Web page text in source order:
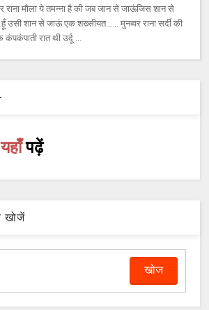
राना मौला ये तमन्ना है की जब जान से जाऊंजिस शान से
उसी शान से जाऊं एक शख्सीयत…… मुनव्वर राना सर्दी की
कंपकंपाती रात थी उर्दू ...
यहाँपढ़ें
खोजें